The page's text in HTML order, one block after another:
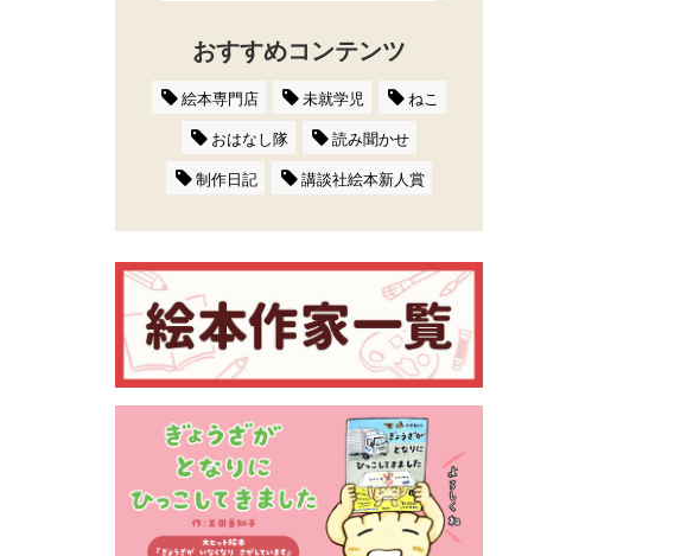
おすすめコンテンツ
絵本専門店 未就学児
ねこ
おはなし隊
読み聞かせ
制作日記
講談社絵本新人賞